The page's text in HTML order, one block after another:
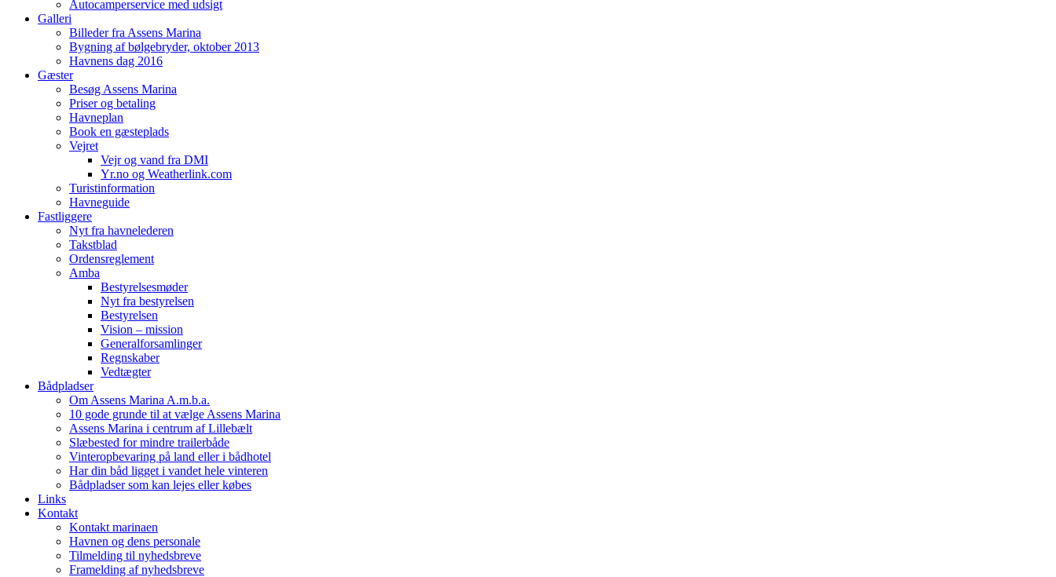
Autocamperservice med udsigt
Galleri
Billeder fra Assens Marina
Bygning af bølgebryder, oktober 2013
Havnens dag 2016
Gæster
Besøg Assens Marina
Priser og betaling
Havneplan
Book en gæsteplads
Vejret
Vejr og vand fra DMI
Yr.no og Weatherlink.com
Turistinformation
Havneguide
Fastliggere
Nyt fra havnelederen
Takstblad
Ordensreglement
Amba
Bestyrelsesmøder
Nyt fra bestyrelsen
Bestyrelsen
Vision – mission
Generalforsamlinger
Regnskaber
Vedtægter
Bådpladser
Om Assens Marina A.m.b.a.
10 gode grunde til at vælge Assens Marina
Assens Marina i centrum af Lillebælt
Slæbested for mindre trailerbåde
Vinteropbevaring på land eller i bådhotel
Har din båd ligget i vandet hele vinteren
Bådpladser som kan lejes eller købes
Links
Kontakt
Kontakt marinaen
Havnen og dens personale
Tilmelding til nyhedsbreve
Framelding af nyhedsbreve